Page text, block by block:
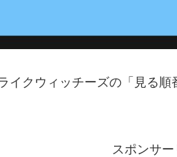
イクウィッチーズの「見る
スポンサー